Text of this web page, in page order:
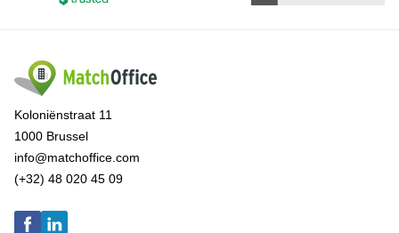
Koloniënstraat 11
1000 Brussel
info@matchoffice.com
(+32) 48 020 45 09